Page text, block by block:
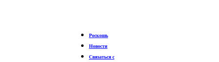
Роскошь
Новости
Связаться с
Новости